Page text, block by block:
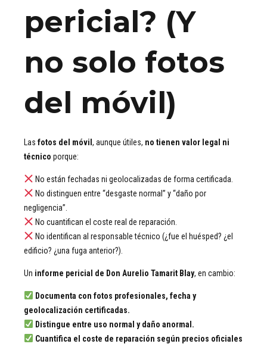
pericial? (Y
no solo fotos
del móvil)
Las fotos del móvil , aunque útiles, no tienen valor legal ni
técnico porque:
No están fechadas ni geolocalizadas de forma certificada.
No distinguen entre “desgaste normal” y “daño por
negligencia”.
No cuantifican el coste real de reparación.
No identifican al responsable técnico (¿fue el huésped? ¿el
edificio? ¿una fuga anterior?).
Un informe pericial de Don Aurelio Tamarit Blay, en cambio:
Documenta con fotos profesionales, fecha y
geolocalización certificadas.
Distingue entre uso normal y daño anormal.
Cuantifica el coste de reparación según precios oficiales